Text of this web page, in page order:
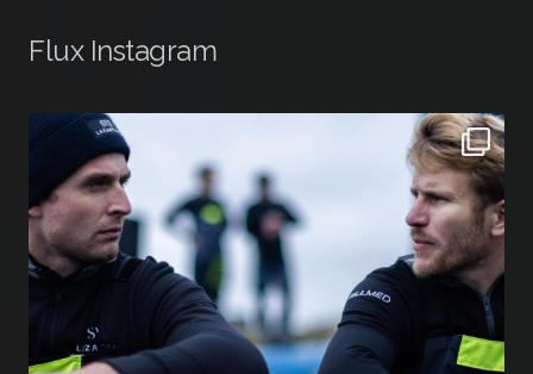
Flux Instagram